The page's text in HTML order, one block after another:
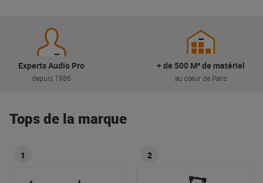
Experts Audio Pro
depuis 1986
+ de 500 M² de matériel
au cœur de Paris
Tops de la marque
1 2